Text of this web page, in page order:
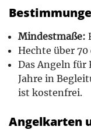
Mindestmaße:
Hechte über
Das Angeln für
Jahre in
ist kostenfrei.
Angelkarten